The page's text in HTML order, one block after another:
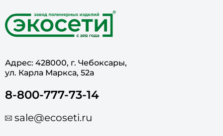
Адрес: 428000, г. Чебоксары,
ул. Карла Маркса, 52а
8-800-777-73-14
sale@ecoseti.ru